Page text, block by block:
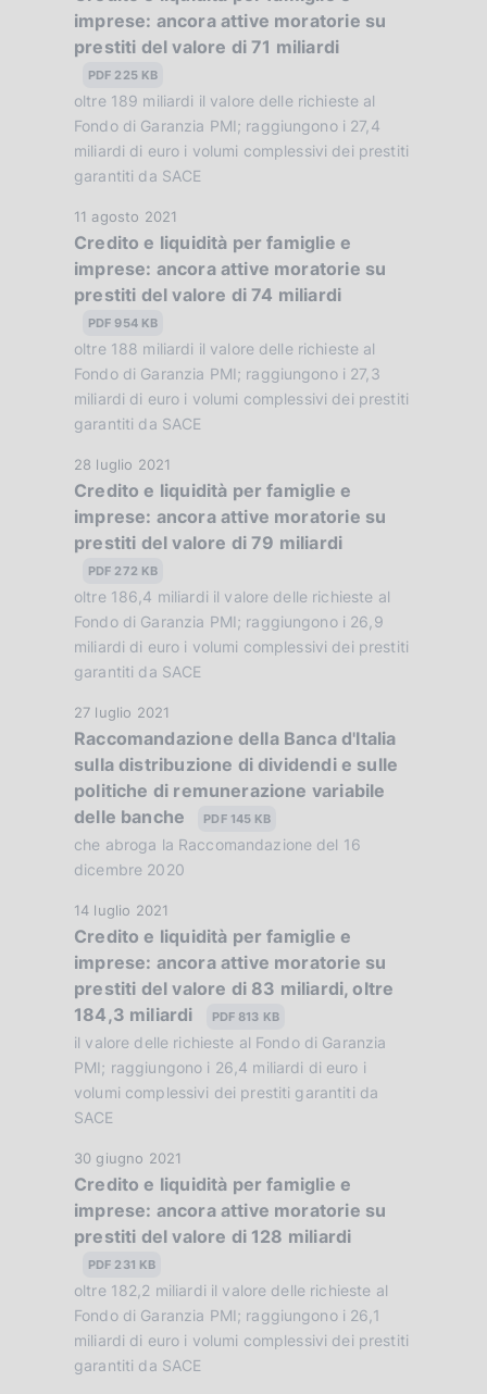
a
z
i
n
e
:
t
a
u
b
b
l
a
z
i
n
e
:
imprese: ancora attive moratorie su
prestiti del valore di 71 miliardi
PDF 225 KB
oltre 189 miliardi il valore delle richieste al
Fondo di Garanzia PMI; raggiungono i 27,4
miliardi di euro i volumi complessivi dei prestiti
garantiti da SACE
D
a
t
a
u
b
b
l
a
z
i
n
e
:
11 agosto 2021
Credito e liquidità per famiglie e
imprese: ancora attive moratorie su
prestiti del valore di 74 miliardi
PDF 954 KB
oltre 188 miliardi il valore delle richieste al
Fondo di Garanzia PMI; raggiungono i 27,3
miliardi di euro i volumi complessivi dei prestiti
garantiti da SACE
D
a
t
a
u
b
b
l
a
z
i
o
n
e
:
:
28 luglio 2021
Credito e liquidità per famiglie e
imprese: ancora attive moratorie su
prestiti del valore di 79 miliardi
PDF 272 KB
oltre 186,4 miliardi il valore delle richieste al
Fondo di Garanzia PMI; raggiungono i 26,9
miliardi di euro i volumi complessivi dei prestiti
garantiti da SACE
D
a
t
a
P
u
b
i
c
a
z
i
o
n
e
:
:
27 luglio 2021
Raccomandazione della Banca d'Italia
sulla distribuzione di dividendi e sulle
politiche di remunerazione variabile
delle banche
PDF 145 KB
che abroga la Raccomandazione del 16
dicembre 2020
D
a
t
a
P
u
b
b
l
a
z
i
n
e
:
14 luglio 2021
Credito e liquidità per famiglie e
imprese: ancora attive moratorie su
prestiti del valore di 83 miliardi, oltre
184,3 miliardi
PDF 813 KB
il valore delle richieste al Fondo di Garanzia
PMI; raggiungono i 26,4 miliardi di euro i
volumi complessivi dei prestiti garantiti da
SACE
D
a
t
a
u
b
b
l
30 giugno 2021
Credito e liquidità per famiglie e
imprese: ancora attive moratorie su
prestiti del valore di 128 miliardi
PDF 231 KB
oltre 182,2 miliardi il valore delle richieste al
Fondo di Garanzia PMI; raggiungono i 26,1
miliardi di euro i volumi complessivi dei prestiti
garantiti da SACE